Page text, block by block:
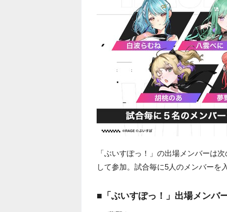
「ぶいすぽっ！」の出場メンバーは
して参加。試合毎に5人のメンバーを
■「ぶいすぽっ！」出場メンバ